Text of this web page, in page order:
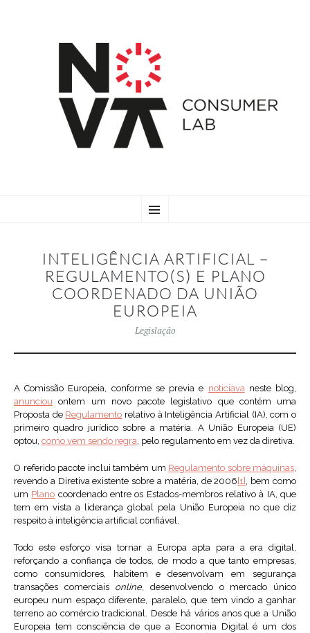
TO
INTELIGÊNCIA ARTIFICIAL –
REGULAMENTO(S) E PLANO
COORDENADO DA UNIÃO
EUROPEIA
Legislação
A Comissão Europeia, conforme se previa e noticiavaneste blog,
anunciou ontem um novo pacote legislativo que contém uma
Proposta de Regulamento relativo à Inteligência Artificial (IA), com o
primeiro quadro jurídico sobre a matéria. A União Europeia (UE)
optou, como vem sendo regra, pelo regulamento em vez da diretiva.
O referido pacote inclui também um Regulamento sobre máquinas,
revendo a Diretiva existente sobre a matéria, de 2006 [1] , bem como
um Plano coordenado entre os Estados-membros relativo à IA, que
tem em vista a liderança global pela União Europeia no que diz
respeito à inteligência artificial confiável.
Todo este esforço visa tornar a Europa apta para a era digital,
reforçando a confiança de todos, de modo a que tanto empresas,
como consumidores, habitem e desenvolvam em segurança
transações comerciais online, desenvolvendo o mercado único
europeu num espaço diferente, paralelo, que tem vindo a ganhar
terreno ao comércio tradicional. Desde há vários anos que a União
Europeia tem consciência de que a Economia Digital é um dos